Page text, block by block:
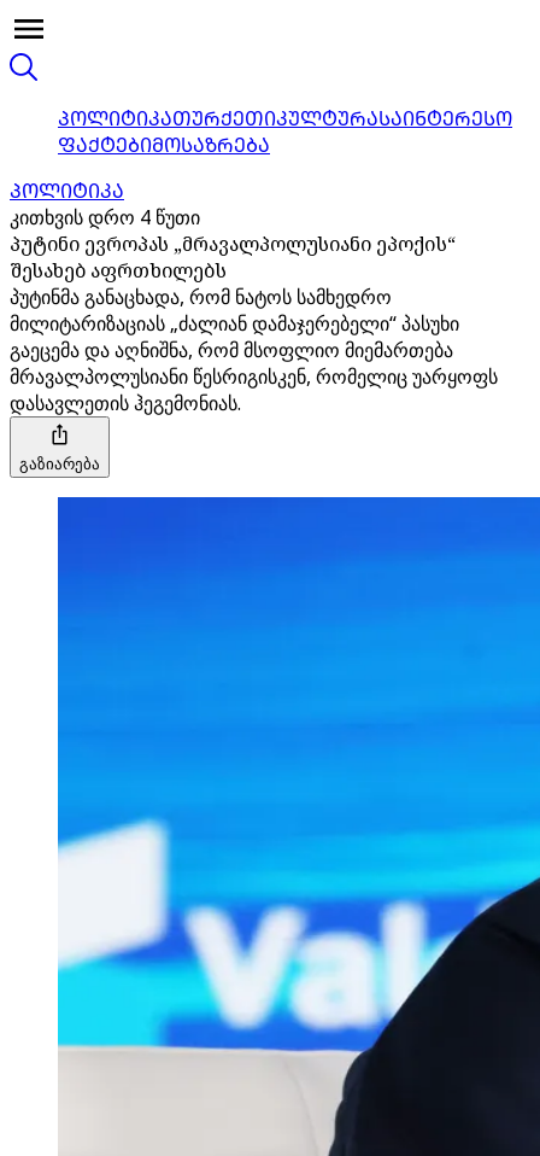
ᲞᲝᲚᲘᲢᲘᲙᲐᲗᲣᲠᲥᲔᲗᲘᲙᲣᲚᲢᲣᲠᲐᲡᲐᲘᲜᲢᲔᲠᲔᲡᲝ
ᲤᲐᲥᲢᲔᲑᲘᲛᲝᲡᲐᲖᲠᲔᲑᲐ
ᲞᲝᲚᲘᲢᲘᲙᲐ
კითხვის დრო 4 წუთი
პუტინი ევროპას „მრავალპოლუსიანი ეპოქის“
შესახებ აფრთხილებს
პუტინმა განაცხადა, რომ ნატოს სამხედრო
მილიტარიზაციას „ძალიან დამაჯერებელი“ პასუხი
გაეცემა და აღნიშნა, რომ მსოფლიო მიემართება
მრავალპოლუსიანი წესრიგისკენ, რომელიც უარყოფს
დასავლეთის ჰეგემონიას.
გაზიარება